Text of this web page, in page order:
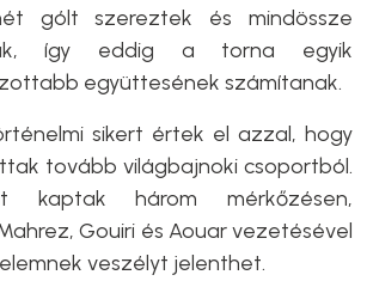
gólt szereztek és mindössze
így eddig a torna egyik
együttesének számítanak.
sikert értek el azzal, hogy
tovább világbajnoki csoportból.
három mérkőzésen,
Gouiri és Aouar vezetésével
veszélyt jelenthet.